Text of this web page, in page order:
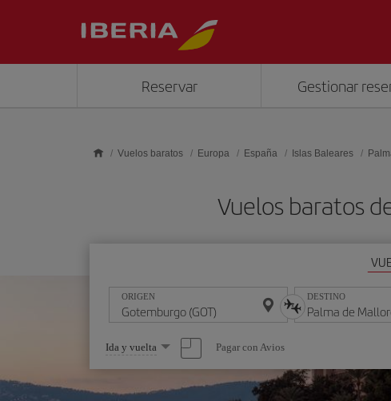
Reservar Gestionar
Vuelos baratos Europa España Islas Baleares
Vuelos baratos
ORIGEN DESTINO
Seleccione
una
opción
Ida y vuelta Pagar con Avios